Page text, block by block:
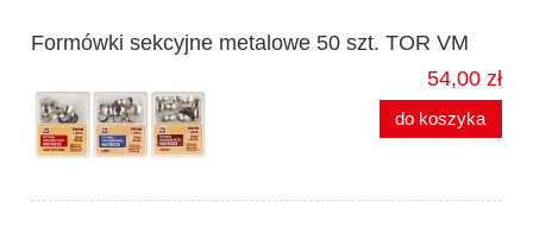
Formówki sekcyjne metalowe 50 szt. TOR VM
54,00 zł
do koszyka